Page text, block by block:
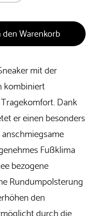
den Warenkorb
mit der
kombiniert
Dank
er einen besonders
Fußklima
bezogene
Rundumpolsterung
den
durch die